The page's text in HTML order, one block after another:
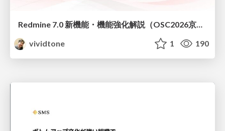
Redmine 7.0 新機能・機能強化解説（OSC2026京都ダイジェスト版）
vividtone
1 190